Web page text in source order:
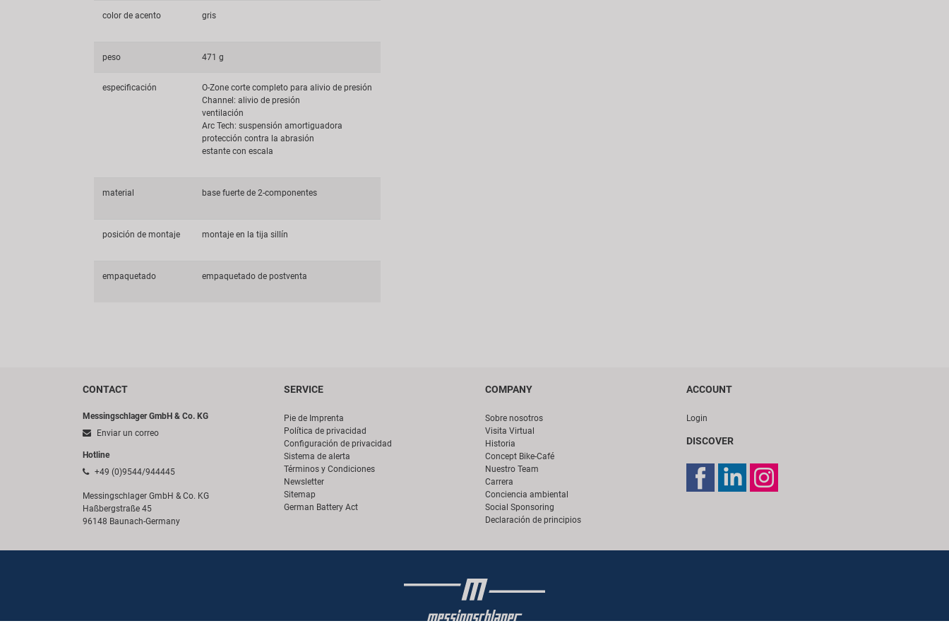
color de acento gris
peso 471 g
especificación
O-Zone corte completo para alivio de presión
Channel: alivio de presión
ventilación
Arc Tech: suspensión amortiguadora
protección contra la abrasión
estante con escala
material base fuerte de 2-componentes
posición de montaje montaje en la tija sillín
empaquetado empaquetado de postventa
CONTACT
Messingschlager GmbH & Co. KG
Enviar un correo
Hotline
+49 (0)9544/944445
Messingschlager GmbH & Co. KG
Haßbergstraße 45
96148 Baunach-Germany
SERVICE
Pie de Imprenta
Política de privacidad
Configuración de privacidad
Sistema de alerta
Términos y Condiciones
Newsletter
Sitemap
German Battery Act
COMPANY
Sobre nosotros
Visita Virtual
Historia
Concept Bike-Café
Nuestro Team
Carrera
Conciencia ambiental
Social Sponsoring
Declaración de principios
ACCOUNT
Login
DISCOVER